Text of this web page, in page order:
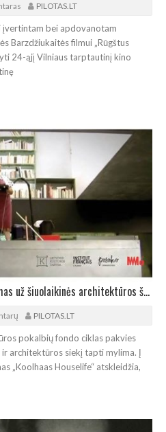
PILOTAS.LT
įvertintam bei apdovanotam
Barzdžiukaitės filmui „Rūgštus
24-ąjį Vilniaus tarptautinį kino
KOOLHAAS HOUSELIFE: Gyvenimas už šiuolaikinės architektūros šedevro durų
PILOTAS.LT
pokalbių fondo ciklas pakvies
architektūros siekį tapti mylima. Į
„Koolhaas Houselife“ atskleidžia,